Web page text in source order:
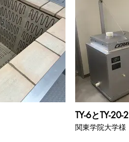
TY-6とTY-20-2
関東学院大学様